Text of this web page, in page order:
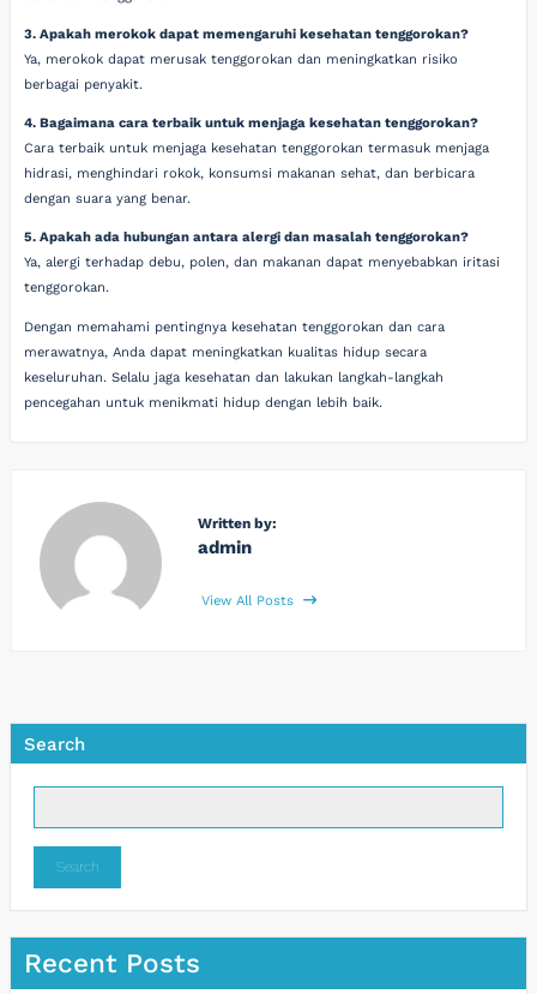
3. Apakah merokok dapat memengaruhi kesehatan tenggorokan?
Ya, merokok dapat merusak tenggorokan dan meningkatkan risiko
berbagai penyakit.
4. Bagaimana cara terbaik untuk menjaga kesehatan tenggorokan?
Cara terbaik untuk menjaga kesehatan tenggorokan termasuk menjaga
hidrasi, menghindari rokok, konsumsi makanan sehat, dan berbicara
dengan suara yang benar.
5. Apakah ada hubungan antara alergi dan masalah tenggorokan?
Ya, alergi terhadap debu, polen, dan makanan dapat menyebabkan iritasi
tenggorokan.
Dengan memahami pentingnya kesehatan tenggorokan dan cara
merawatnya, Anda dapat meningkatkan kualitas hidup secara
keseluruhan. Selalu jaga kesehatan dan lakukan langkah-langkah
pencegahan untuk menikmati hidup dengan lebih baik.
Written by:
admin
View All Posts
Search
Search
Recent Posts